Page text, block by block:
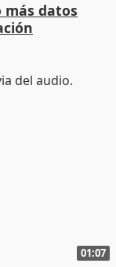
más datos
01:07